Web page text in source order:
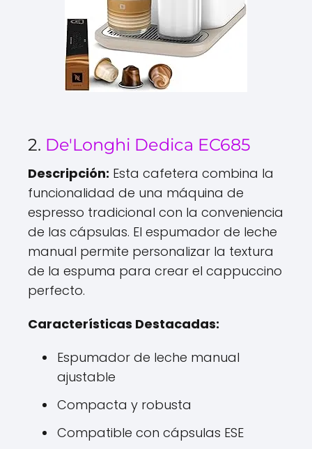
2. De'Longhi Dedica EC685
Descripción: Esta cafetera combina la
funcionalidad de una máquina de
espresso tradicional con la conveniencia
de las cápsulas. El espumador de leche
manual permite personalizar la textura
de la espuma para crear el cappuccino
perfecto.
Características Destacadas:
Espumador de leche manual
ajustable
Compacta y robusta
Compatible con cápsulas ESE